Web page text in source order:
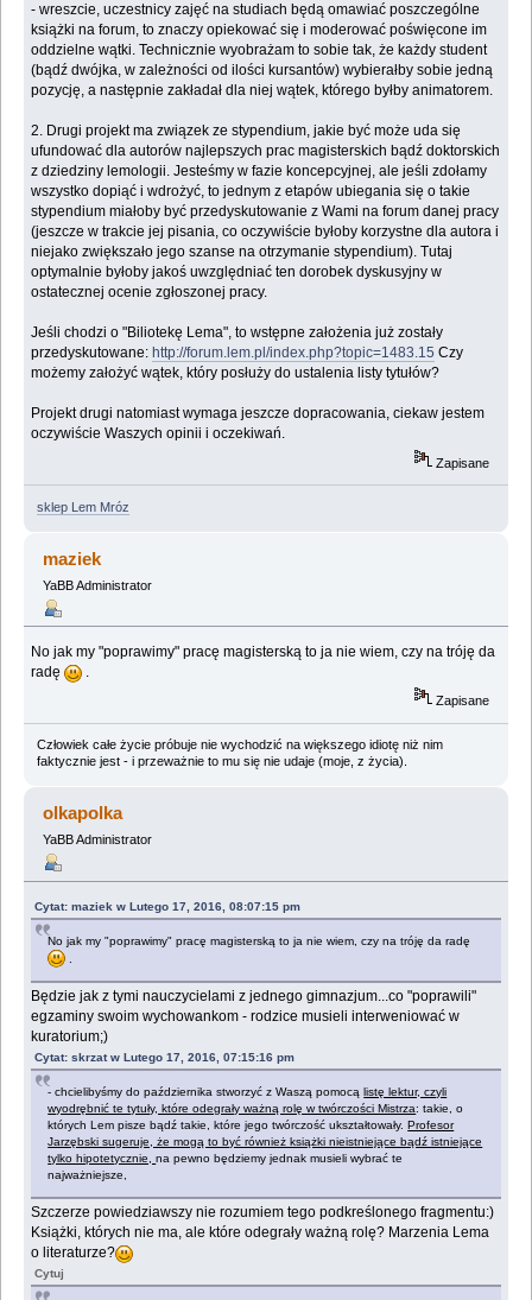
- wreszcie, uczestnicy zajęć na studiach będą omawiać poszczególne
książki na forum, to znaczy opiekować się i moderować poświęcone im
oddzielne wątki. Technicznie wyobrażam to sobie tak, że każdy student
(bądź dwójka, w zależności od ilości kursantów) wybierałby sobie jedną
pozycję, a następnie zakładał dla niej wątek, którego byłby animatorem.
2. Drugi projekt ma związek ze stypendium, jakie być może uda się
ufundować dla autorów najlepszych prac magisterskich bądź doktorskich
z dziedziny lemologii. Jesteśmy w fazie koncepcyjnej, ale jeśli zdołamy
wszystko dopiąć i wdrożyć, to jednym z etapów ubiegania się o takie
stypendium miałoby być przedyskutowanie z Wami na forum danej pracy
(jeszcze w trakcie jej pisania, co oczywiście byłoby korzystne dla autora i
niejako zwiększało jego szanse na otrzymanie stypendium). Tutaj
optymalnie byłoby jakoś uwzględniać ten dorobek dyskusyjny w
ostatecznej ocenie zgłoszonej pracy.
Jeśli chodzi o "Biliotekę Lema", to wstępne założenia już zostały
przedyskutowane: http://forum.lem.pl/index.php?topic=1483.15 Czy
możemy założyć wątek, który posłuży do ustalenia listy tytułów?
Projekt drugi natomiast wymaga jeszcze dopracowania, ciekaw jestem
oczywiście Waszych opinii i oczekiwań.
Zapisane
sklep Lem Mróz
maziek
YaBB Administrator
No jak my "poprawimy" pracę magisterską to ja nie wiem, czy na tróję da
radę
.
Zapisane
Człowiek całe życie próbuje nie wychodzić na większego idiotę niż nim
faktycznie jest - i przeważnie to mu się nie udaje (moje, z życia).
olkapolka
YaBB Administrator
Cytat: maziek w Lutego 17, 2016, 08:07:15 pm
No jak my "poprawimy" pracę magisterską to ja nie wiem, czy na tróję da radę
.
Będzie jak z tymi nauczycielami z jednego gimnazjum...co "poprawili"
egzaminy swoim wychowankom - rodzice musieli interweniować w
kuratorium;)
Cytat: skrzat w Lutego 17, 2016, 07:15:16 pm
- chcielibyśmy do października stworzyć z Waszą pomocą listę lektur, czyli
wyodrębnić te tytuły, które odegrały ważną rolę w twórczości Mistrza: takie, o
których Lem pisze bądź takie, które jego twórczość ukształtowały. Profesor
Jarzębski sugeruje, że mogą to być również książki nieistniejące bądź istniejące
tylko hipotetycznie,na pewno będziemy jednak musieli wybrać te
najważniejsze,
Szczerze powiedziawszy nie rozumiem tego podkreślonego fragmentu:)
Książki, których nie ma, ale które odegrały ważną rolę? Marzenia Lema
o literaturze?
Cytuj